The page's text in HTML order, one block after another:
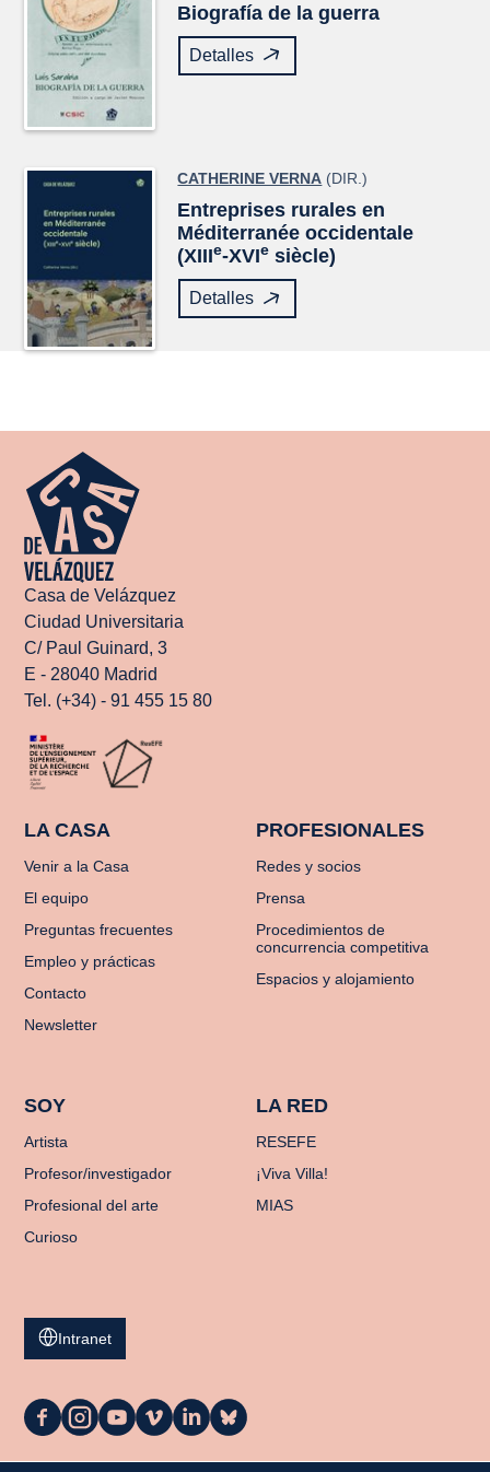
Biografía de la guerra
Detalles
CATHERINE VERNA (DIR.)
Entreprises rurales en
Méditerranée occidentale
(XIIIe-XVIe siècle)
Detalles
Casa de Velázquez
Ciudad Universitaria
C/ Paul Guinard, 3
E - 28040 Madrid
Tel. (+34) - 91 455 15 80
LA CASA
Venir a la Casa
El equipo
Preguntas frecuentes
Empleo y prácticas
Contacto
Newsletter
PROFESIONALES
Redes y socios
Prensa
Procedimientos de
concurrencia competitiva
Espacios y alojamiento
SOY
Artista
Profesor/investigador
Profesional del arte
Curioso
LA RED
RESEFE
¡Viva Villa!
MIAS
Intranet
La
en
La
en
La
en
La
en
La
en
La
en